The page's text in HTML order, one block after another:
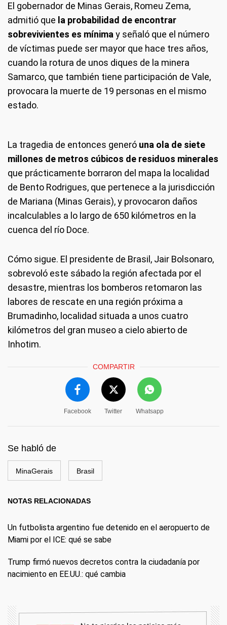
El gobernador de Minas Gerais, Romeu Zema,
admitió que la probabilidad de encontrar
sobrevivientes es mínima y señaló que el número
de víctimas puede ser mayor que hace tres años,
cuando la rotura de unos diques de la minera
Samarco, que también tiene participación de Vale,
provocara la muerte de 19 personas en el mismo
estado.
La tragedia de entonces generó una ola de siete
millones de metros cúbicos de residuos minerales
que prácticamente borraron del mapa la localidad
de Bento Rodrigues, que pertenece a la jurisdicción
de Mariana (Minas Gerais), y provocaron daños
incalculables a lo largo de 650 kilómetros en la
cuenca del río Doce.
Cómo sigue. El presidente de Brasil, Jair Bolsonaro,
sobrevoló este sábado la región afectada por el
desastre, mientras los bomberos retomaron las
labores de rescate en una región próxima a
Brumadinho, localidad situada a unos cuatro
kilómetros del gran museo a cielo abierto de
Inhotim.
COMPARTIR
Facebook Twitter Whatsapp
Se habló de
MinaGerais Brasil
NOTAS RELACIONADAS
Un futbolista argentino fue detenido en el aeropuerto de
Miami por el ICE: qué se sabe
Trump firmó nuevos decretos contra la ciudadanía por
nacimiento en EE.UU.: qué cambia